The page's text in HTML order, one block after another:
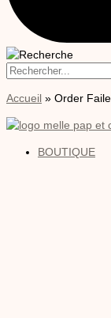
Accueil » Order
BOUTIQUE